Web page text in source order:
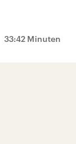
33:42 Minuten